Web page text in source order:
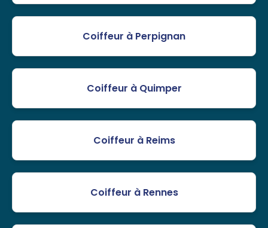
Coiffeur à Perpignan
Coiffeur à Quimper
Coiffeur à Reims
Coiffeur à Rennes